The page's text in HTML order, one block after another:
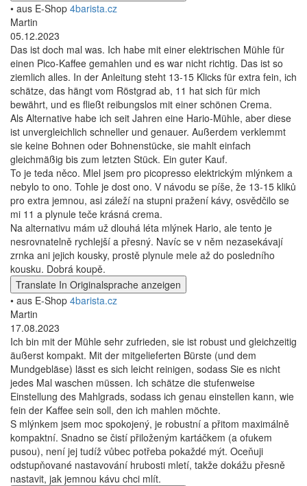
• aus E-Shop 4barista.cz
Martin
05.12.2023
Das ist doch mal was. Ich habe mit einer elektrischen Mühle für
einen Pico-Kaffee gemahlen und es war nicht richtig. Das ist so
ziemlich alles. In der Anleitung steht 13-15 Klicks für extra fein, ich
schätze, das hängt vom Röstgrad ab, 11 hat sich für mich
bewährt, und es fließt reibungslos mit einer schönen Crema.
Als Alternative habe ich seit Jahren eine Hario-Mühle, aber diese
ist unvergleichlich schneller und genauer. Außerdem verklemmt
sie keine Bohnen oder Bohnenstücke, sie mahlt einfach
gleichmäßig bis zum letzten Stück. Ein guter Kauf.
To je teda něco. Mlel jsem pro picopresso elektrickým mlýnkem a
nebylo to ono. Tohle je dost ono. V návodu se píše, že 13-15 kliků
pro extra jemnou, asi záleží na stupni pražení kávy, osvědčilo se
mi 11 a plynule teče krásná crema.
Na alternativu mám už dlouhá léta mlýnek Hario, ale tento je
nesrovnatelně rychlejší a přesný. Navíc se v něm nezasekávají
zrnka ani jejich kousky, prostě plynule mele až do posledního
kousku. Dobrá koupě.
Translate In Originalsprache anzeigen
• aus E-Shop 4barista.cz
Martin
17.08.2023
Ich bin mit der Mühle sehr zufrieden, sie ist robust und gleichzeitig
äußerst kompakt. Mit der mitgelieferten Bürste (und dem
Mundgebläse) lässt es sich leicht reinigen, sodass Sie es nicht
jedes Mal waschen müssen. Ich schätze die stufenweise
Einstellung des Mahlgrads, sodass ich genau einstellen kann, wie
fein der Kaffee sein soll, den ich mahlen möchte.
S mlýnkem jsem moc spokojený, je robustní a přitom maximálně
kompaktní. Snadno se čistí přiloženým kartáčkem (a ofukem
pusou), není jej tudíž vůbec potřeba pokaždé mýt. Oceňuji
odstupňované nastavování hrubosti mletí, takže dokážu přesně
nastavit, jak jemnou kávu chci mlít.